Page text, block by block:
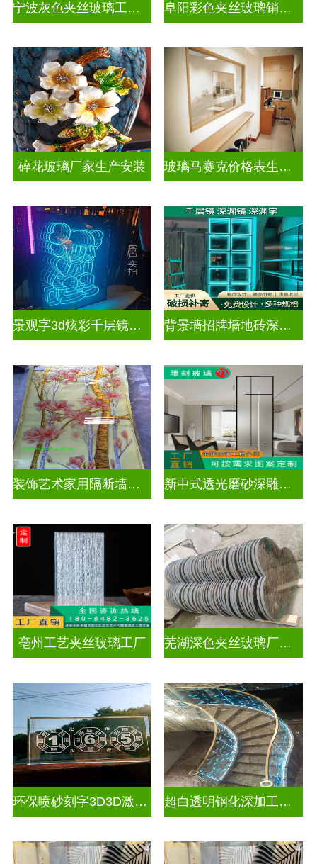
宁波灰色夹丝玻璃工厂招聘 阜阳彩色夹丝玻璃销售电话
碎花玻璃厂家生产安装 玻璃马赛克价格表生产电话
景观字3d炫彩千层镜深渊镜 背景墙招牌墙地砖深渊镜千层镜
装饰艺术家用隔断墙深雕玻璃 新中式透光磨砂深雕玻璃
亳州工艺夹丝玻璃工厂 芜湖深色夹丝玻璃厂家电话
环保喷砂刻字3D3D激光内雕玻璃 超白透明钢化深加工激光内雕屏风